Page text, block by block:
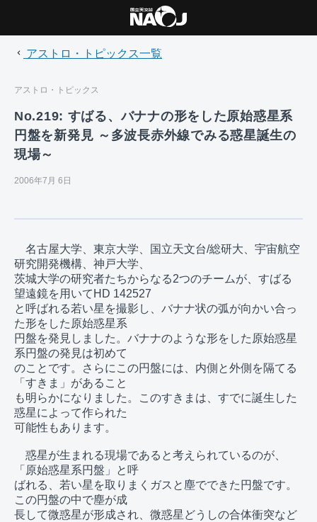
アストロ・トピックス一覧
アストロ・トピックス
No.219: すばる、バナナの形をした原始惑星系
円盤を新発見 ～多波長赤外線でみる惑星誕生の
現場～
2006年7月 6日
名古屋大学、東京大学、国立天文台/総研大、宇宙航空
研究開発機構、神戸大学、
茨城大学の研究者たちからなる2つのチームが、すばる
望遠鏡を用いてHD 142527
と呼ばれる若い星を撮影し、バナナ状の弧が向かい合っ
た形をした原始惑星系
円盤を発見しました。バナナのような形をした原始惑星
系円盤の発見は初めて
のことです。さらにこの円盤には、内側と外側を隔てる
「すきま」があること
も明らかになりました。このすきまは、すでに誕生した
惑星によって作られた
可能性もあります。
惑星が生まれる現場であると考えられているのが、
「原始惑星系円盤」と呼
ばれる、若い星を取りまくガスと塵でできた円盤です。
この円盤の中で塵が成
長して微惑星が形成され、微惑星どうしの合体衝突など